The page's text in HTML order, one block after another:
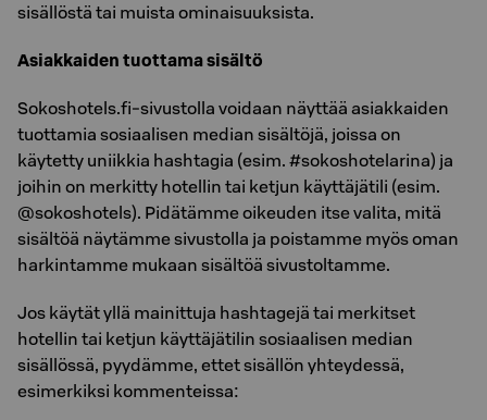
sisällöstä tai muista ominaisuuksista.
Asiakkaiden tuottama sisältö
Sokoshotels.fi-sivustolla voidaan näyttää asiakkaiden
tuottamia sosiaalisen median sisältöjä, joissa on
käytetty uniikkia hashtagia (esim. #sokoshotelarina) ja
joihin on merkitty hotellin tai ketjun käyttäjätili (esim.
@sokoshotels). Pidätämme oikeuden itse valita, mitä
sisältöä näytämme sivustolla ja poistamme myös oman
harkintamme mukaan sisältöä sivustoltamme.
Jos käytät yllä mainittuja hashtagejä tai merkitset
hotellin tai ketjun käyttäjätilin sosiaalisen median
sisällössä, pyydämme, ettet sisällön yhteydessä,
esimerkiksi kommenteissa: